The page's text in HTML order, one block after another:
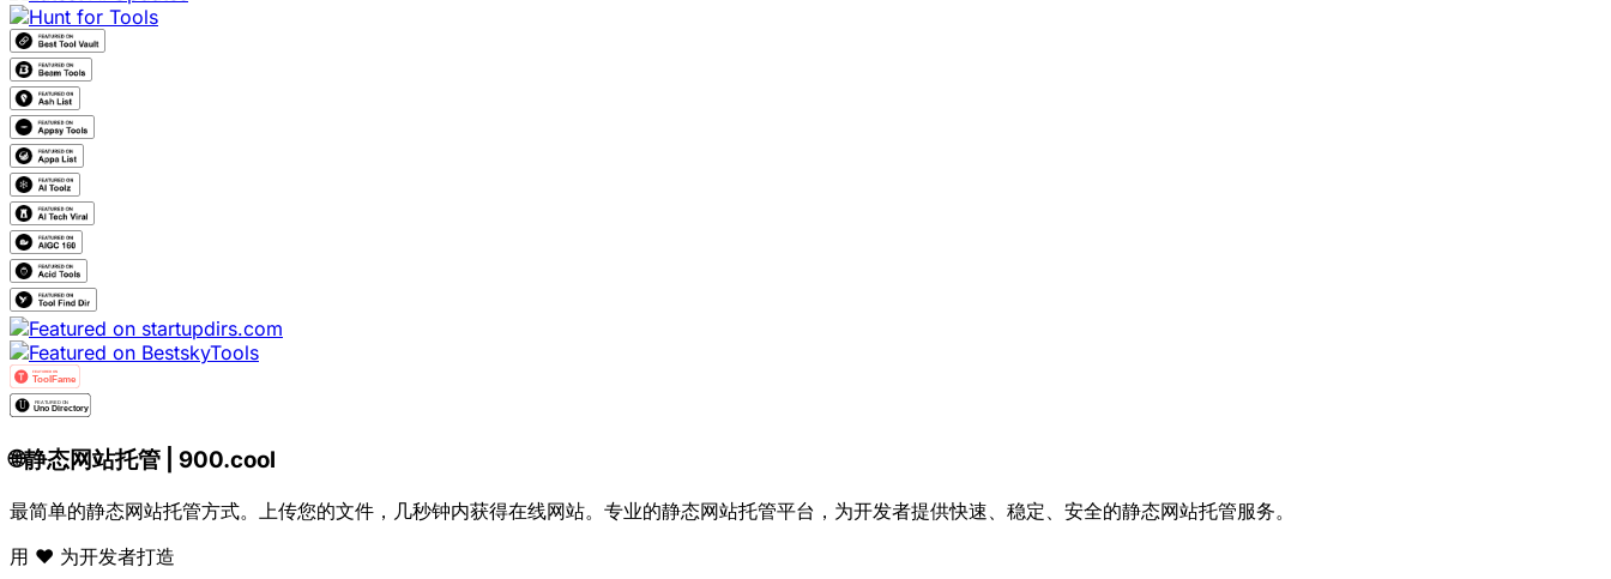
🌐静态网站托管 | 900.cool
最简单的静态网站托管方式。上传您的文件，几秒钟内获得在线网站。专业的静态网站托管平台，为开发者提供快速、稳定、安全的静态网站托管服务。
用 ❤️ 为开发者打造